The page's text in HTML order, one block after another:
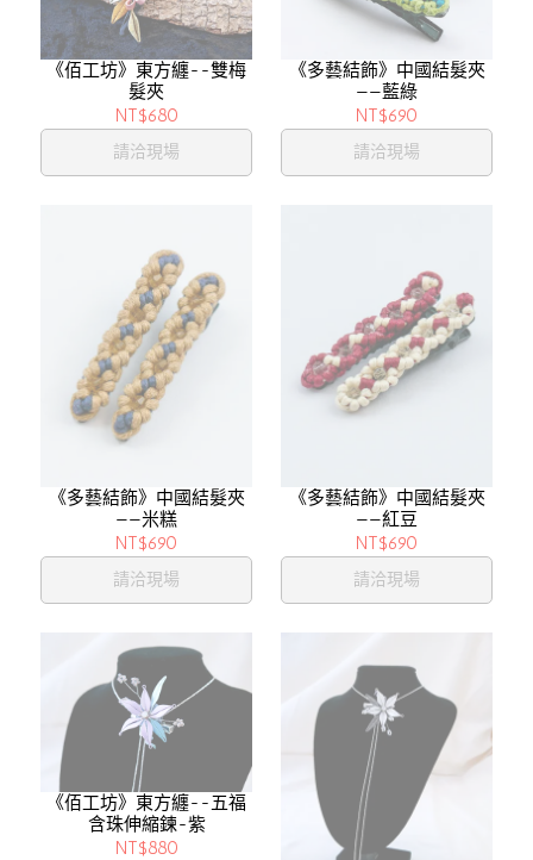
《佰工坊》東方纏--雙梅
髮夾
NT$680
請洽現場
《多藝結飾》中國結髮夾
——藍綠
NT$690
請洽現場
《多藝結飾》中國結髮夾
——米糕
NT$690
請洽現場
《多藝結飾》中國結髮夾
——紅豆
NT$690
請洽現場
《佰工坊》東方纏--五福
含珠伸縮鍊-紫
NT$880